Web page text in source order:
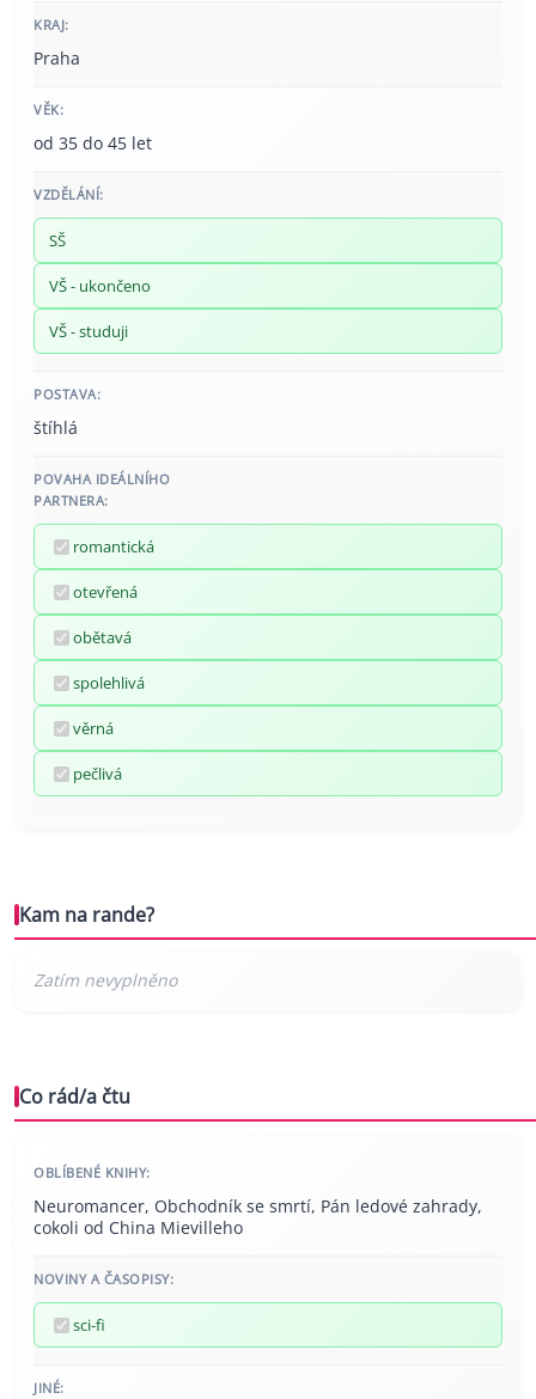
KRAJ:
Praha
VĚK:
od 35 do 45 let
VZDĚLÁNÍ:
SŠ
VŠ - ukončeno
VŠ - studuji
POSTAVA:
štíhlá
POVAHA IDEÁLNÍHO
PARTNERA:
romantická
otevřená
obětavá
spolehlivá
věrná
pečlivá
Kam na rande?
Co rád/a čtu
OBLÍBENÉ KNIHY:
Neuromancer, Obchodník se smrtí, Pán ledové zahrady,
cokoli od China Mievilleho
NOVINY A ČASOPISY:
sci-fi
JINÉ: